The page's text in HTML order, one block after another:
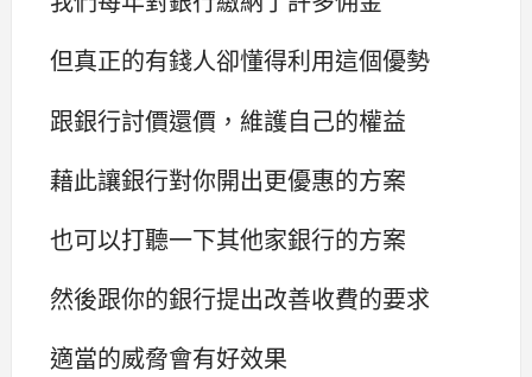
但真正的有錢人卻懂得利用這個優勢
跟銀行討價還價，維護自己的權益
藉此讓銀行對你開出更優惠的方案
也可以打聽一下其他家銀行的方案
然後跟你的銀行提出改善收費的要求
適當的威脅會有好效果